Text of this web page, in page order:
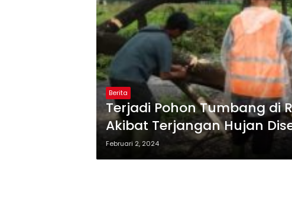
Berita
Terjadi Pohon Tumbang di
Akibat Terjangan Hujan
Februari 2, 2024